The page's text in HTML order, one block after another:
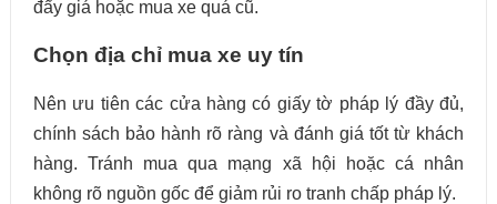
đẩy giá hoặc mua xe quá cũ.
Chọn địa chỉ mua xe uy tín
Nên ưu tiên các cửa hàng có giấy tờ pháp lý đầy đủ,
chính sách bảo hành rõ ràng và đánh giá tốt từ khách
hàng. Tránh mua qua mạng xã hội hoặc cá nhân
không rõ nguồn gốc để giảm rủi ro tranh chấp pháp lý.